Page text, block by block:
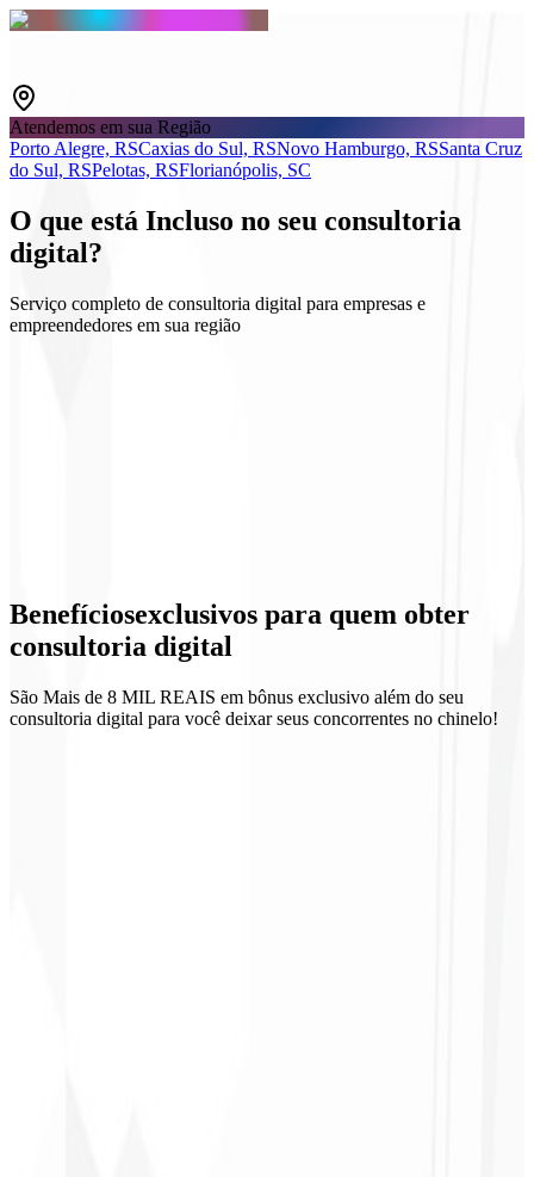
Atendemos em sua Região
Porto Alegre, RSCaxias do Sul, RSNovo Hamburgo, RSSanta Cruz
do Sul, RSPelotas, RSFlorianópolis, SC
O que está Incluso no seu consultoria
digital?
Serviço completo de consultoria digital para empresas e
empreendedores em sua região
Acompanhamento quinzenal
Benefíciosexclusivos para quem obter
consultoria digital
São Mais de 8 MIL REAIS em bônus exclusivo além do seu
consultoria digital para você deixar seus concorrentes no chinelo!